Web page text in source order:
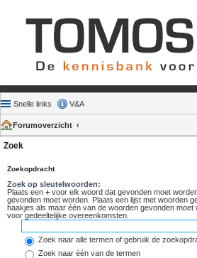
Snelle links V&A
Forumoverzicht
Zoek
Zoekopdracht
Zoek op sleutelwoorden:
Plaats een + voor elk woord dat gevonden moet
gevonden moet worden. Plaats een lijst met woorden
haakjes als maar één van de woorden gevonden
voor gedeeltelijke overeenkomsten.
Zoek naar alle termen of gebruik de
Zoek naar één van de termen